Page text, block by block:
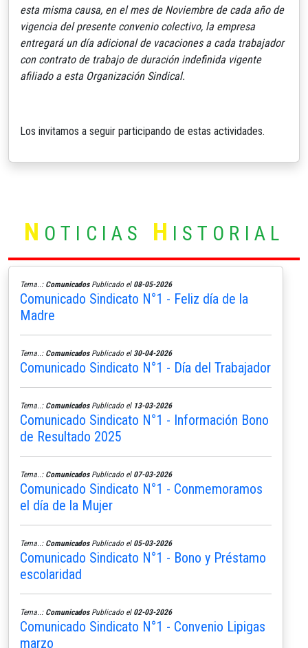
esta misma causa, en el mes de Noviembre de cada año de
vigencia del presente convenio colectivo, la empresa
entregará un día adicional de vacaciones a cada trabajador
con contrato de trabajo de duración indefinida vigente
afiliado a esta Organización Sindical.
Los invitamos a seguir participando de estas actividades.
N OTICIAS H ISTORIAL
Tema..: ComunicadosPublicado el 08-05-2026
Comunicado Sindicato N°1 - Feliz día de la
Madre
Tema..: ComunicadosPublicado el 30-04-2026
Comunicado Sindicato N°1 - Día del Trabajador
Tema..: ComunicadosPublicado el 13-03-2026
Comunicado Sindicato N°1 - Información Bono
de Resultado 2025
Tema..: ComunicadosPublicado el 07-03-2026
Comunicado Sindicato N°1 - Conmemoramos
el día de la Mujer
Tema..: ComunicadosPublicado el 05-03-2026
Comunicado Sindicato N°1 - Bono y Préstamo
escolaridad
Tema..: ComunicadosPublicado el 02-03-2026
Comunicado Sindicato N°1 - Convenio Lipigas
marzo